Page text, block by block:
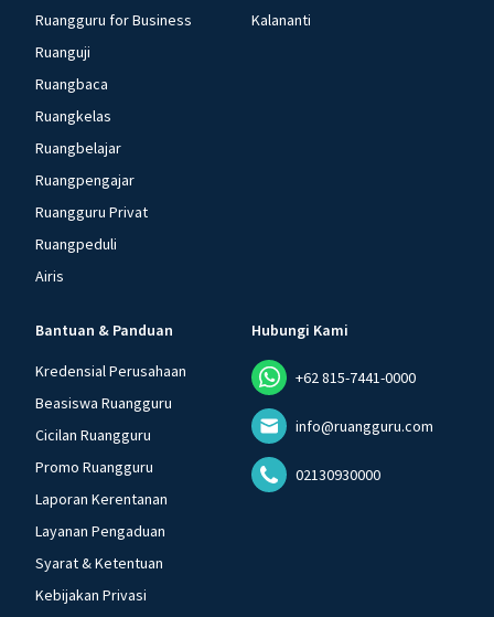
Ruangguru for Business
Ruanguji
Ruangbaca
Ruangkelas
Ruangbelajar
Ruangpengajar
Ruangguru Privat
Ruangpeduli
Airis
Kalananti
Bantuan & Panduan
Kredensial Perusahaan
Beasiswa Ruangguru
Cicilan Ruangguru
Promo Ruangguru
Laporan Kerentanan
Layanan Pengaduan
Syarat & Ketentuan
Kebijakan Privasi
Hubungi Kami
+62 815-7441-0000
info@ruangguru.com
02130930000